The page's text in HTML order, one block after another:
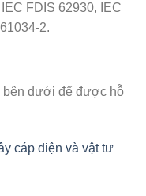
FDIS 62930, IEC
2.
bên dưới để được hỗ
cáp điện và vật tư